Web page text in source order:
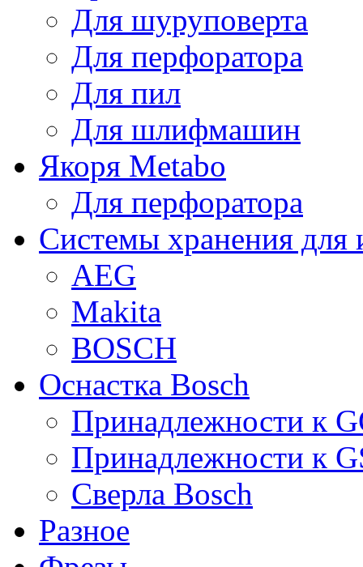
Для шуруповерта
Для перфоратора
Для пил
Для шлифмашин
Якоря Metabo
Для перфоратора
Системы хранения для
AEG
Makita
BOSCH
Оснастка Bosch
Принадлежности к
Принадлежности к
Сверла Bosch
Разное